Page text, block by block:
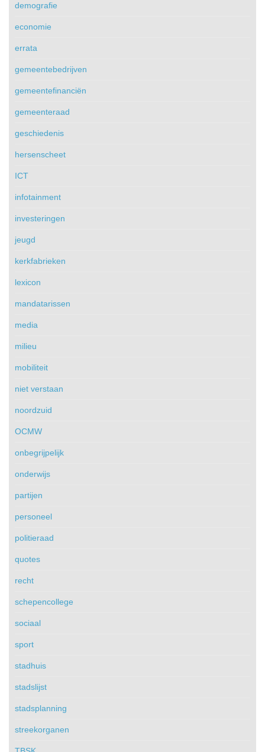
demografie
economie
errata
gemeentebedrijven
gemeentefinanciën
gemeenteraad
geschiedenis
hersenscheet
ICT
infotainment
investeringen
jeugd
kerkfabrieken
lexicon
mandatarissen
media
milieu
mobiliteit
niet verstaan
noordzuid
OCMW
onbegrijpelijk
onderwijs
partijen
personeel
politieraad
quotes
recht
schepencollege
sociaal
sport
stadhuis
stadslijst
stadsplanning
streekorganen